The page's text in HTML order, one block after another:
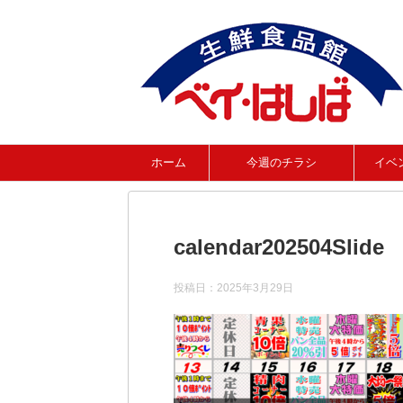
ホーム 今週のチラシ イベ
calendar202504Slide
投稿日： 2025年3月29日